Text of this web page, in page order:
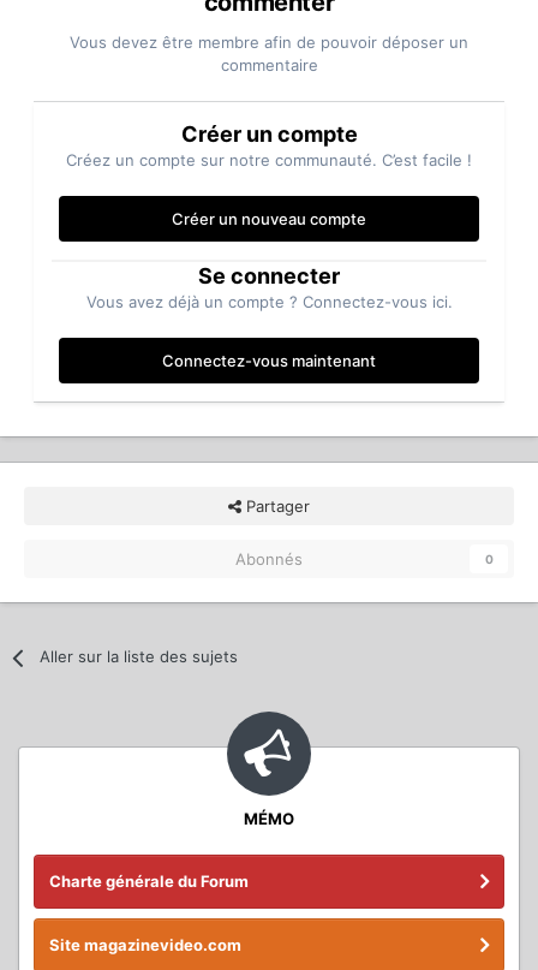
Vous devez être membre afin de pouvoir déposer un
commentaire
Créer un compte
Créez un compte sur notre communauté. C’est facile !
Créer un nouveau compte
Se connecter
Vous avez déjà un compte ? Connectez-vous ici.
Connectez-vous maintenant
Partager
Abonnés 0
Aller sur la liste des sujets
MÉMO
Charte générale du Forum
Site magazinevideo.com